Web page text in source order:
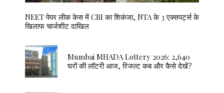
NEET पेपर लीक केस में CBI का शिकंजा, NTA के 3 एक्सपर्ट्स के
खिलाफ चार्जशीट दाखिल
Mumbai MHADA Lottery 2026: 2,640
घरों की लॉटरी आज, रिजल्ट कब और कैसे देखें?